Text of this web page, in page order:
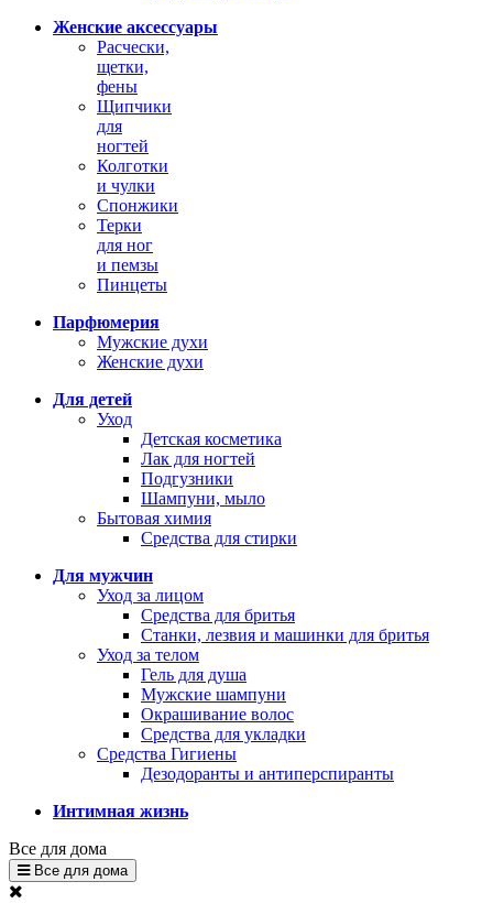
Женские аксессуары
Расчески,
щетки,
фены
Щипчики
для
ногтей
Колготки
и чулки
Спонжики
Терки
для ног
и пемзы
Пинцеты
Парфюмерия
Мужские духи
Женские духи
Для детей
Уход
Детская косметика
Лак для ногтей
Подгузники
Шампуни, мыло
Бытовая химия
Средства для стирки
Для мужчин
Уход за лицом
Средства для бритья
Станки, лезвия и машинки для бритья
Уход за телом
Гель для душа
Мужские шампуни
Окрашивание волос
Средства для укладки
Средства Гигиены
Дезодоранты и антиперспиранты
Интимная жизнь
Все для дома
Все для дома